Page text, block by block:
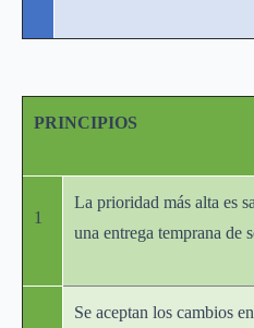
PRINCIPIOS
1
La prioridad más alta es
una entrega temprana de
Se aceptan los cambios